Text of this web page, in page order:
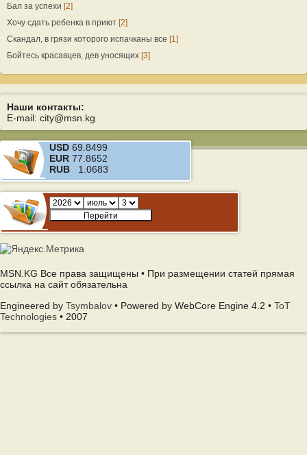
Бал за успехи [2]
Хочу сдать ребенка в приют [2]
Скандал, в грязи которого испачканы все [1]
Бойтесь красавцев, дев уносящих [3]
Наши контакты:
E-mail: city@msn.kg
USD 69.8499
EUR 77.8652
RUB 1.0683
MSN.KG Все права защищены • При размещении статей прямая
ссылка на сайт обязательна
Engineered by Tsymbalov • Powered by WebCore Engine 4.2 • ToT
Technologies • 2007